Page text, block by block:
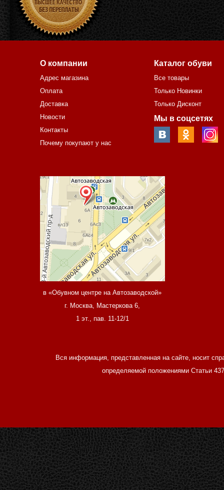
О компании
Адрес магазина
Оплата
Доставка
Новости
Контакты
Почему покупают у нас
Каталог обуви
Все товары
Только Новинки
Только Дисконт
Мы в соцсетях
в «Обувном центре на Автозаводской»
г. Москва, Мастеркова 6,
1 эт., пав. 11-12/1
Вся информация, представленная на сайте, носит
определяемой положениями Статьи